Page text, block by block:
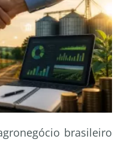
brasileiro